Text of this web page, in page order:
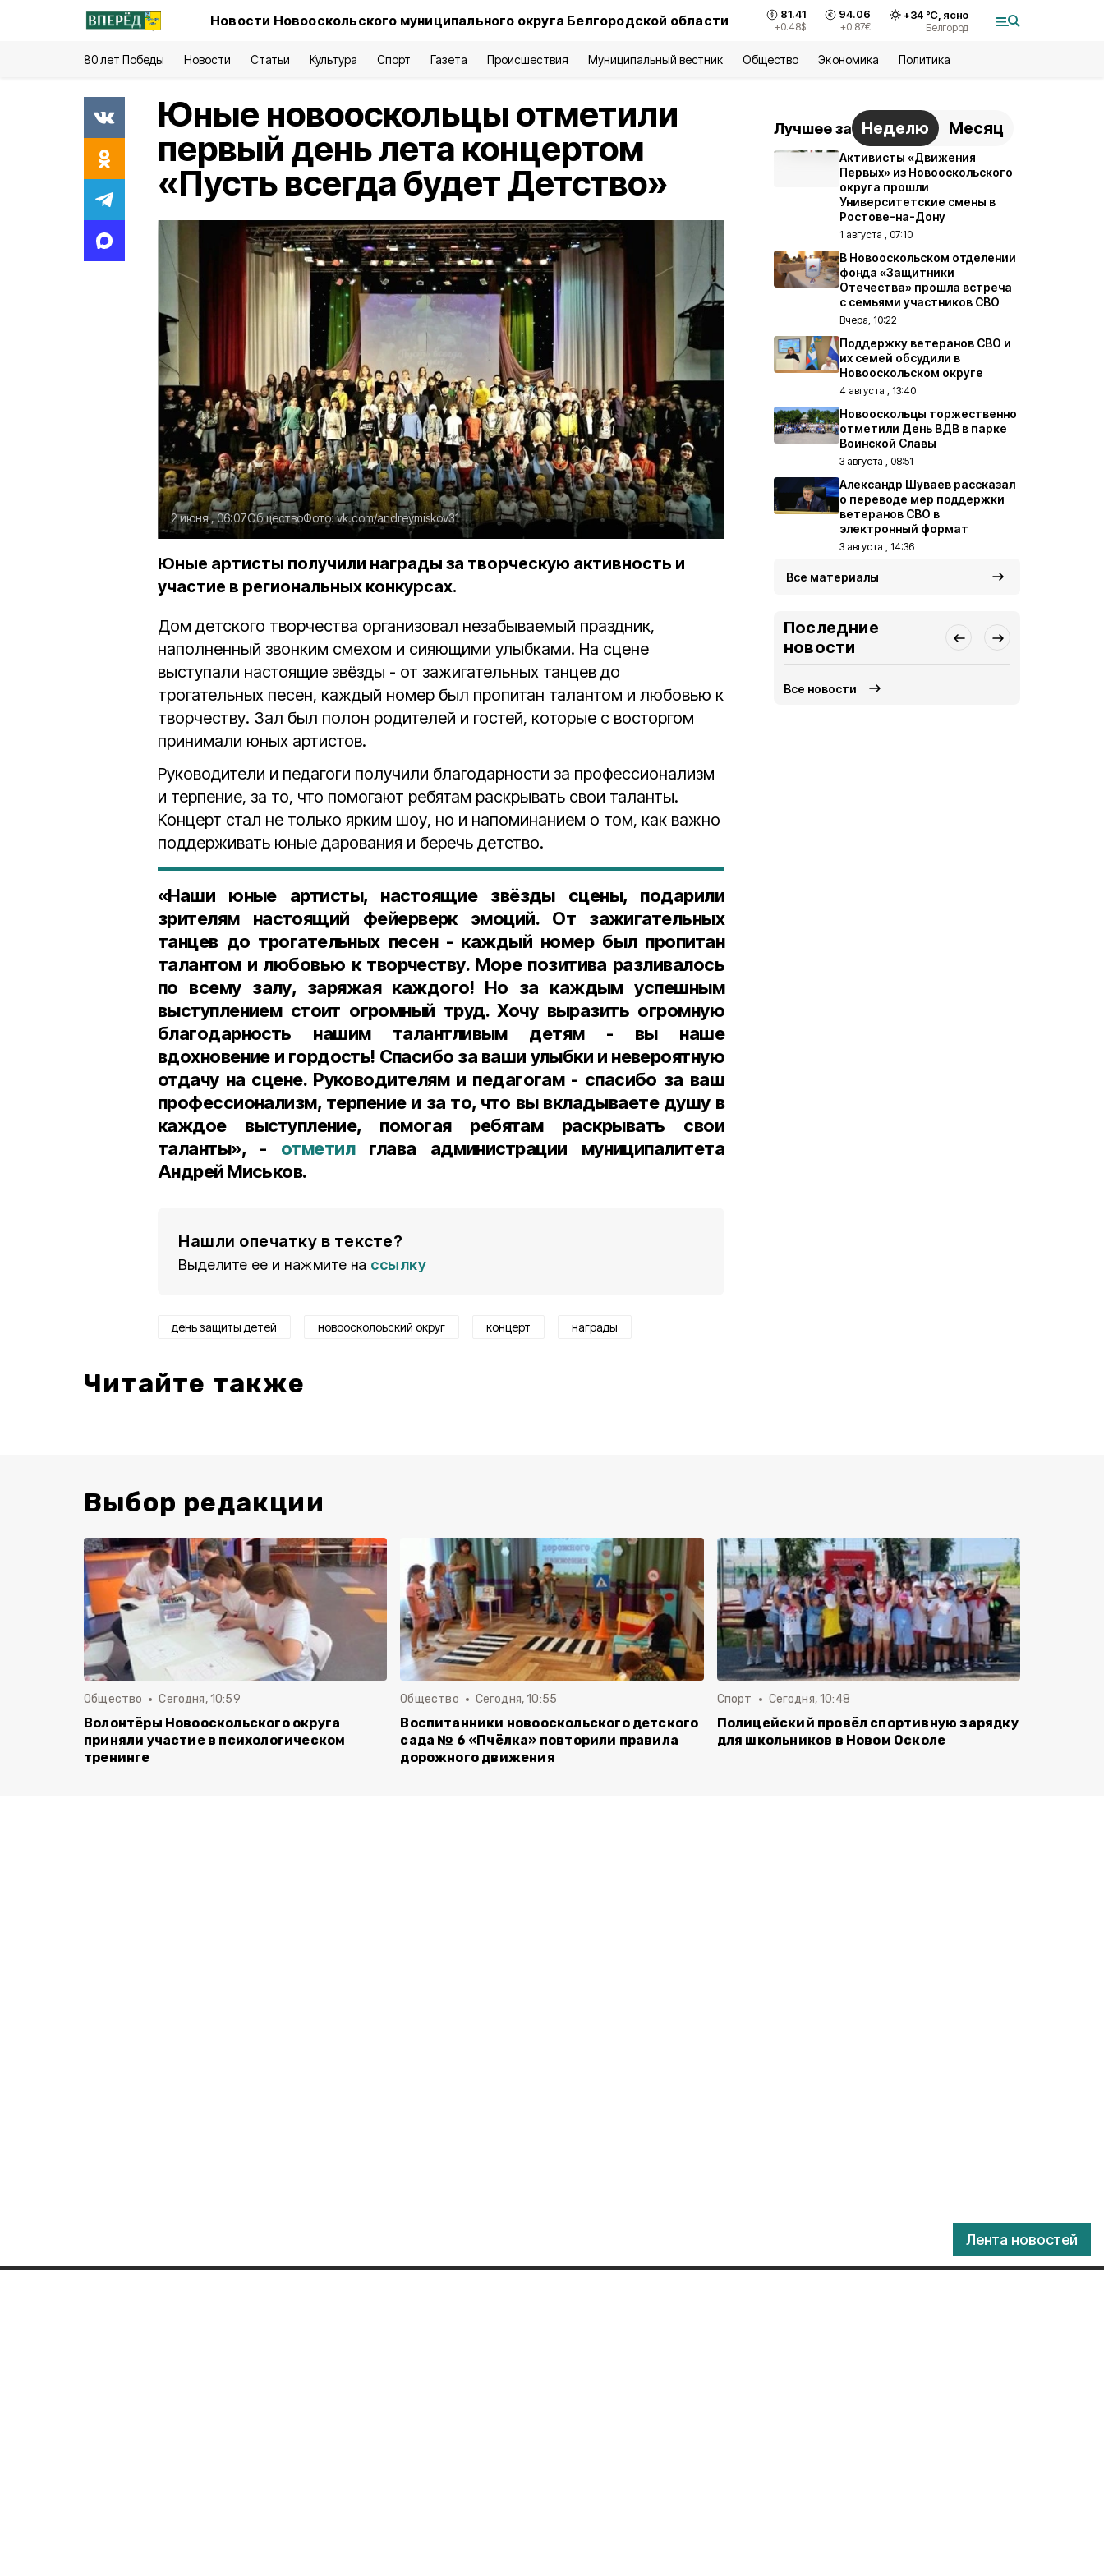
Новости Новооскольского муниципального округа Белгородской области 81.41
+0.48$
94.06
+0.87€
+34°С, ясно
Белгород
80 лет Победы Новости Статьи Культура Спорт Газета Происшествия Муниципальный вестник Общество Экономика Политика
Лента новостей
Юные новооскольцы отметили
первый день лета концертом
«Пусть всегда будет Детство»
2 июня , 06:07ОбществоФото:vk.com/andreymiskov31
Юные артисты получили награды за творческую активность и
участие в региональных конкурсах.
Дом детского творчества организовал незабываемый праздник,
наполненный звонким смехом и сияющими улыбками. На сцене
выступали настоящие звёзды - от зажигательных танцев до
трогательных песен, каждый номер был пропитан талантом и любовью к
творчеству. Зал был полон родителей и гостей, которые с восторгом
принимали юных артистов.
Руководители и педагоги получили благодарности за профессионализм
и терпение, за то, что помогают ребятам раскрывать свои таланты.
Концерт стал не только ярким шоу, но и напоминанием о том, как важно
поддерживать юные дарования и беречь детство.
«Наши юные артисты, настоящие звёзды сцены, подарили
зрителям настоящий фейерверк эмоций. От зажигательных
танцев до трогательных песен - каждый номер был пропитан
талантом и любовью к творчеству. Море позитива разливалось
по всему залу, заряжая каждого! Но за каждым успешным
выступлением стоит огромный труд. Хочу выразить огромную
благодарность нашим талантливым детям - вы наше
вдохновение и гордость! Спасибо за ваши улыбки и невероятную
отдачу на сцене. Руководителям и педагогам - спасибо за ваш
профессионализм, терпение и за то, что вы вкладываете душу в
каждое выступление, помогая ребятам раскрывать свои
таланты», - отметилглава администрации муниципалитета
Андрей Миськов.
Нашли опечатку в тексте?
Выделите ее и нажмите на ссылку
день защиты детей новоосколоьский округ концерт награды
Читайте также
Лучшее за Неделю Месяц
Активисты «Движения
Первых» из Новооскольского
округа прошли
Университетские смены в
Ростове-на-Дону
1 августа , 07:10
В Новооскольском отделении
фонда «Защитники
Отечества» прошла встреча
с семьями участников СВО
Вчера, 10:22
Поддержку ветеранов СВО и
их семей обсудили в
Новооскольском округе
4 августа , 13:40
Новооскольцы торжественно
отметили День ВДВ в парке
Воинской Славы
3 августа , 08:51
Александр Шуваев рассказал
о переводе мер поддержки
ветеранов СВО в
электронный формат
3 августа , 14:36
Все материалы
Последние
новости
Все новости
Выбор редакции
Общество Сегодня, 10:59
Волонтёры Новооскольского округа
приняли участие в психологическом
тренинге
Общество Сегодня, 10:55
Воспитанники новооскольского детского
сада № 6 «Пчёлка» повторили правила
дорожного движения
Спорт Сегодня, 10:48
Полицейский провёл спортивную зарядку
для школьников в Новом Осколе